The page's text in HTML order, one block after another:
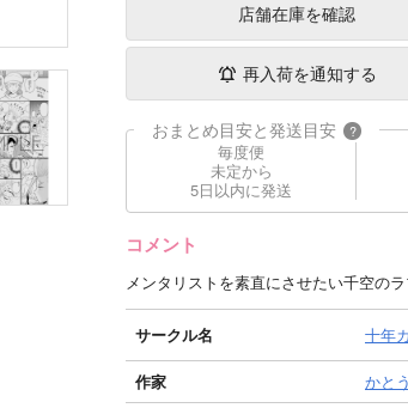
店舗在庫を確認
再入荷を通知する
おまとめ目安と発送目安 ?
毎度便
未定から
5日以内に発送
コメント
メンタリストを素直にさせたい千空のラ
サークル名 十年
作家
かと